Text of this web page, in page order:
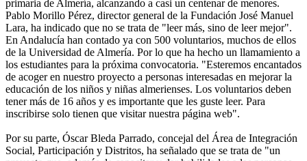
primaria de Almería, alcanzando a casi un centenar de menores.
Pablo Morillo Pérez, director general de la Fundación José Manuel
Lara, ha indicado que no se trata de "leer más, sino de leer mejor".
En Andalucía han contado ya con 500 voluntarios, muchos de ellos
de la Universidad de Almería. Por lo que ha hecho un llamamiento a
los estudiantes para la próxima convocatoria. "Esteremos encantados
de acoger en nuestro proyecto a personas interesadas en mejorar la
educación de los niños y niñas almerienses. Los voluntarios deben
tener más de 16 años y es importante que les guste leer. Para
inscribirse solo tienen que visitar nuestra página web".
Por su parte, Óscar Bleda Parrado, concejal del Área de Integración
Social, Participación y Distritos, ha señalado que se trata de "un